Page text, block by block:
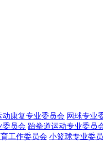
动康复专业委员会 网球专业
委员会 跆拳道运动专业委员
工作委员会 小篮球专业委